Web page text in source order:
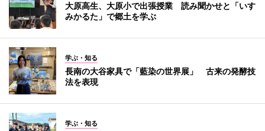
大原高生、大原小で出張授業 読み聞かせと「いす
みかるた」で郷土を学ぶ
学ぶ・知る
長南の大谷家具で「藍染の世界展」 古来の発酵技
法を表現
学ぶ・知る